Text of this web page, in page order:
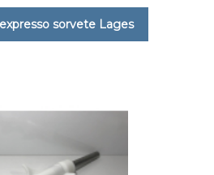
sorvete Lages